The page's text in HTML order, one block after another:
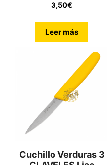
3,50€
Leer más
Cuchillo Verduras 3